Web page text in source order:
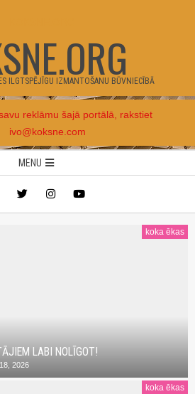
ILGTSPĒJĪGU IZMANTOŠANU BŪVNIECĪBĀ
reklāmu šajā portālā, rakstiet
ivo@koksne.com
MENU
koka ēkas
LABI NOLĪGOT!
2026
koka ēkas